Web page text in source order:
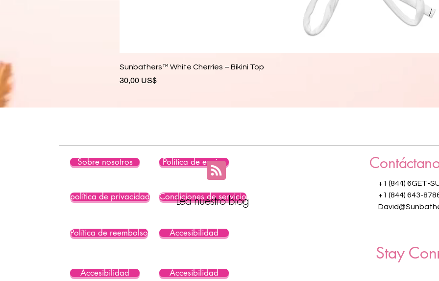
Sunbathers™ White Cherries – Bikini Top
Precio
30,00 US$
Sobre nosotros
política de privacidad
Política de envíos
Condiciones de servicio
Política de reembolso Accesibilidad
Accesibilidad Accesibilidad
Lea nuestro blog
+1 (844) 6GET-
+1 (844) 643-
Stay